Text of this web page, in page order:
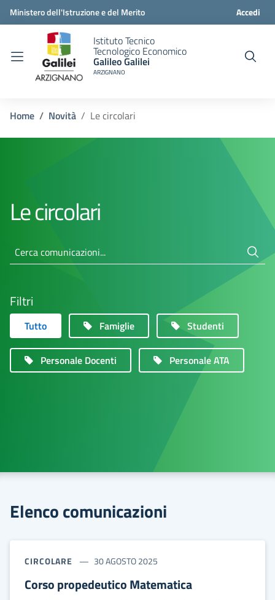
Ministero dell'Istruzione e del Merito Accedi
Istituto Tecnico
Tecnologico Economico
Galileo Galilei
ARZIGNANO
Home Novità Le circolari
Le circolari
Cerca comunicazioni...
Filtri
Tutto Famiglie Studenti
Personale Docenti Personale ATA
Elenco comunicazioni
CIRCOLARE 30 AGOSTO 2025
Corso propedeutico Matematica